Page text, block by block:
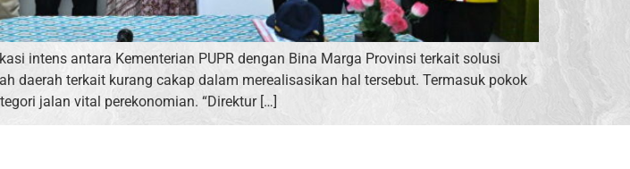
intens antara Kementerian PUPR dengan Bina Marga Provinsi terkait solusi
daerah terkait kurang cakap dalam merealisasikan hal tersebut. Termasuk pokok
jalan vital perekonomian. “Direktur […]